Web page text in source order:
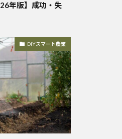
年版】成功・失
DIYスマート農業